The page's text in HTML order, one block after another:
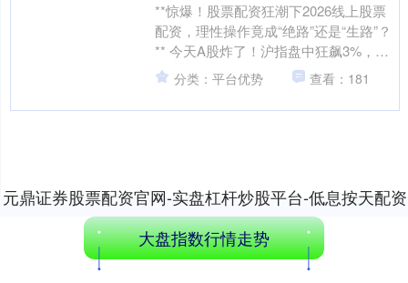
**惊爆！股票配资狂潮下2026线上股票
配资，理性操作竟成“绝路”还是“生路”？
** 今天A股炸了！沪指盘中狂飙3%，创
业板指一度突破年内新高，但尾盘却惊
现跳水....
分类：平台优势 查看：181
元鼎证券股票配资官网-实盘杠杆炒股平台-低息按天配资
开户文章已加载完成
大盘指数行情走势
3515.56 -19.58 -0.55%
基金指数 7229.80 -1.63 -0.02%